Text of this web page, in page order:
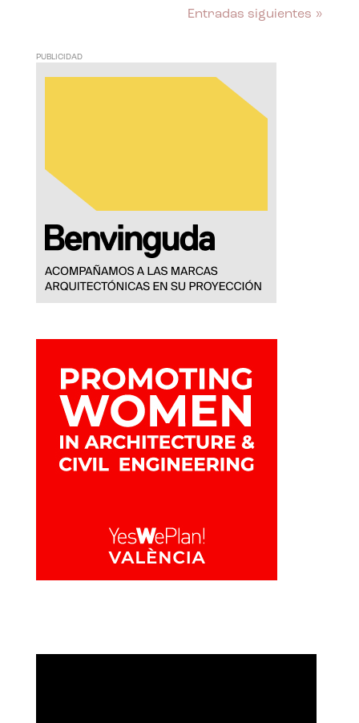
Entradas siguientes »
PUBLICIDAD